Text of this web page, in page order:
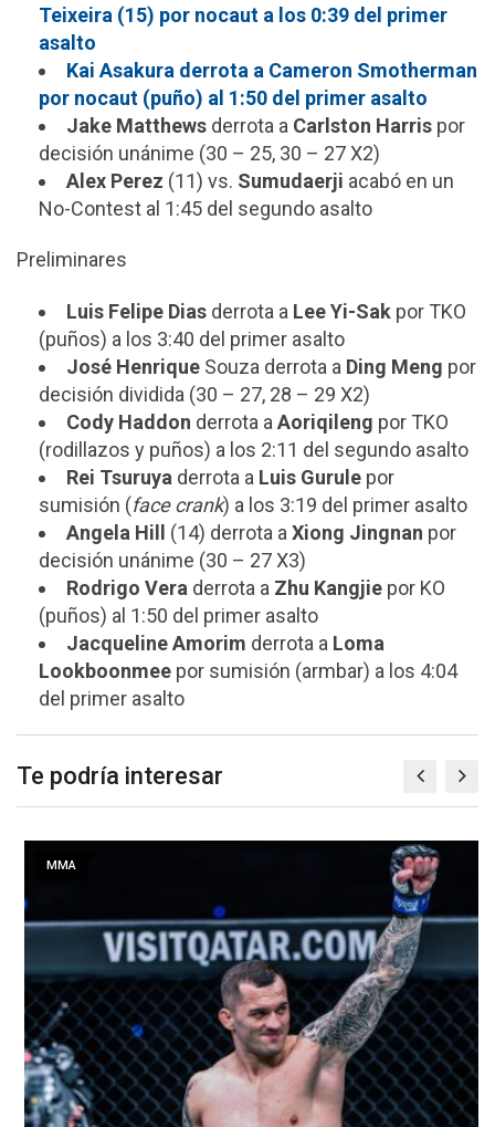
Teixeira (15) por nocaut a los 0:39 del primer
asalto
Kai Asakura derrota a Cameron Smotherman
por nocaut (puño) al 1:50 del primer asalto
Jake Matthews derrota a Carlston Harris por
decisión unánime (30 – 25, 30 – 27 X2)
Alex Perez (11) vs. Sumudaerji acabó en un
No-Contest al 1:45 del segundo asalto
Preliminares
Luis Felipe Dias derrota a Lee Yi-Sak por TKO
(puños) a los 3:40 del primer asalto
José Henrique Souza derrota a Ding Meng por
decisión dividida (30 – 27, 28 – 29 X2)
Cody Haddon derrota a Aoriqileng por TKO
(rodillazos y puños) a los 2:11 del segundo asalto
Rei Tsuruya derrota a Luis Gurule por
sumisión (face crank) a los 3:19 del primer asalto
Angela Hill (14) derrota a Xiong Jingnan por
decisión unánime (30 – 27 X3)
Rodrigo Vera derrota a Zhu Kangjie por KO
(puños) al 1:50 del primer asalto
Jacqueline Amorim derrota a Loma
Lookboonmee por sumisión (armbar) a los 4:04
del primer asalto
Te podría interesar
MMA